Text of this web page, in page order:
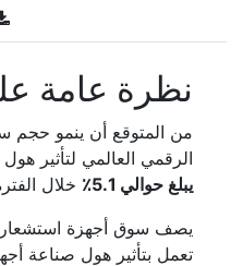
نظرة عامة
من المتوقع أن ينمو
الرقمي العالمي لتأثير
يبلغ حوالي 5.1٪
خلال
يصف سوق أجهزة استشعار
تعمل بتأثير هول صناعة